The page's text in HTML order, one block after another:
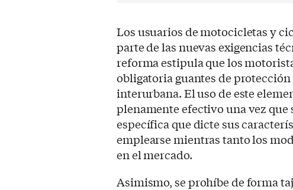
Los usuarios de motocicletas y
parte de las nuevas exigencias
reforma estipula que los
obligatoria guantes de
interurbana. El uso de este
plenamente efectivo una vez
específica que dicte sus
emplearse mientras tanto los
en el mercado.
Asimismo, se prohíbe de forma